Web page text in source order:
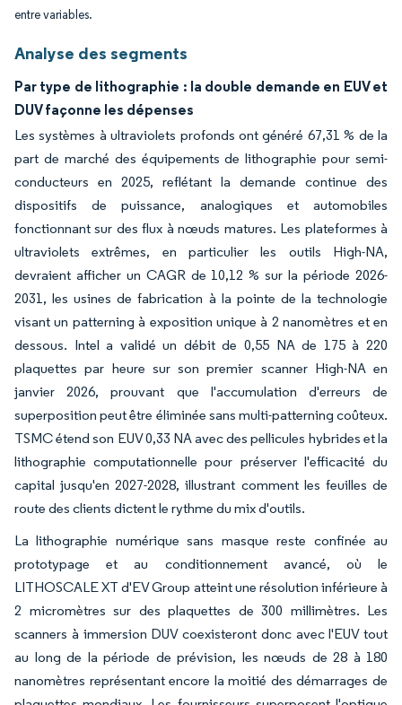
entre variables.
Analyse des segments
Par type de lithographie : la double demande en EUV et
DUV façonne les dépenses
Les systèmes à ultraviolets profonds ont généré 67,31 % de la
part de marché des équipements de lithographie pour semi-
conducteurs en 2025, reflétant la demande continue des
dispositifs de puissance, analogiques et automobiles
fonctionnant sur des flux à nœuds matures. Les plateformes à
ultraviolets extrêmes, en particulier les outils High-NA,
devraient afficher un CAGR de 10,12 % sur la période 2026-
2031, les usines de fabrication à la pointe de la technologie
visant un patterning à exposition unique à 2 nanomètres et en
dessous. Intel a validé un débit de 0,55 NA de 175 à 220
plaquettes par heure sur son premier scanner High-NA en
janvier 2026, prouvant que l'accumulation d'erreurs de
superposition peut être éliminée sans multi-patterning coûteux.
TSMC étend son EUV 0,33 NA avec des pellicules hybrides et la
lithographie computationnelle pour préserver l'efficacité du
capital jusqu'en 2027-2028, illustrant comment les feuilles de
route des clients dictent le rythme du mix d'outils.
La lithographie numérique sans masque reste confinée au
prototypage et au conditionnement avancé, où le
LITHOSCALE XT d'EV Group atteint une résolution inférieure à
2 micromètres sur des plaquettes de 300 millimètres. Les
scanners à immersion DUV coexisteront donc avec l'EUV tout
au long de la période de prévision, les nœuds de 28 à 180
nanomètres représentant encore la moitié des démarrages de